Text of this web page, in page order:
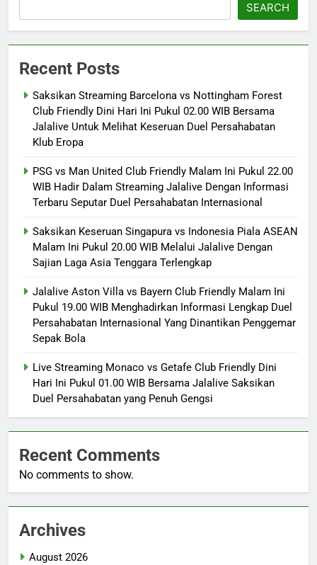
SEARCH
Recent Posts
Saksikan Streaming Barcelona vs Nottingham Forest
Club Friendly Dini Hari Ini Pukul 02.00 WIB Bersama
Jalalive Untuk Melihat Keseruan Duel Persahabatan
Klub Eropa
PSG vs Man United Club Friendly Malam Ini Pukul 22.00
WIB Hadir Dalam Streaming Jalalive Dengan Informasi
Terbaru Seputar Duel Persahabatan Internasional
Saksikan Keseruan Singapura vs Indonesia Piala ASEAN
Malam Ini Pukul 20.00 WIB Melalui Jalalive Dengan
Sajian Laga Asia Tenggara Terlengkap
Jalalive Aston Villa vs Bayern Club Friendly Malam Ini
Pukul 19.00 WIB Menghadirkan Informasi Lengkap Duel
Persahabatan Internasional Yang Dinantikan Penggemar
Sepak Bola
Live Streaming Monaco vs Getafe Club Friendly Dini
Hari Ini Pukul 01.00 WIB Bersama Jalalive Saksikan
Duel Persahabatan yang Penuh Gengsi
Recent Comments
No comments to show.
Archives
August 2026